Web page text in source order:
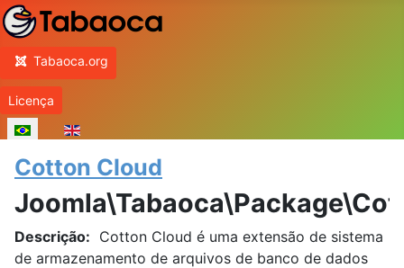
Tabaoca.org
Licença
Selecione seu Idioma
Cotton Cloud
Descrição: Cotton Cloud é uma extensão de sistema
de armazenamento de arquivos de banco de dados